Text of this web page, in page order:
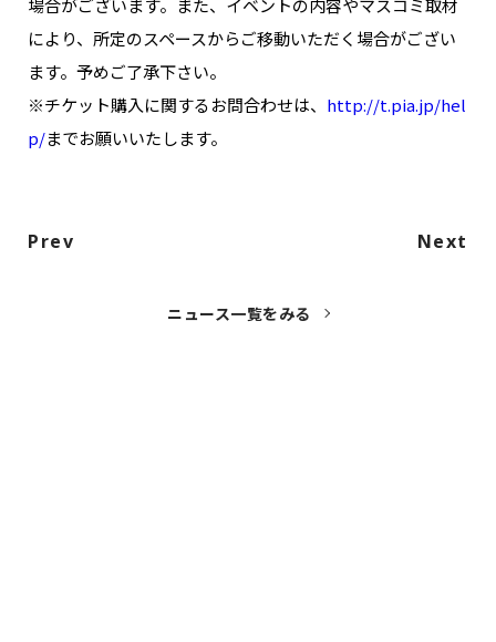
場合がございます。また、イベントの内容やマスコミ取材
により、所定のスペースからご移動いただく場合がござい
ます。予めご了承下さい。
※チケット購入に関するお問合わせは、 http://t.pia.jp/hel
p/までお願いいたします。
Prev Next
ニュース一覧をみる